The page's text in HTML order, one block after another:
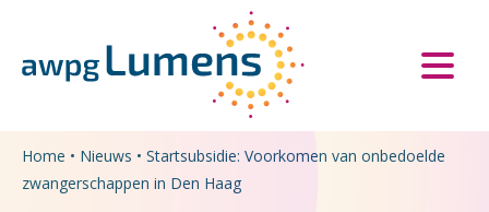
Home • Nieuws • Startsubsidie: Voorkomen van onbedoelde
zwangerschappen in Den Haag